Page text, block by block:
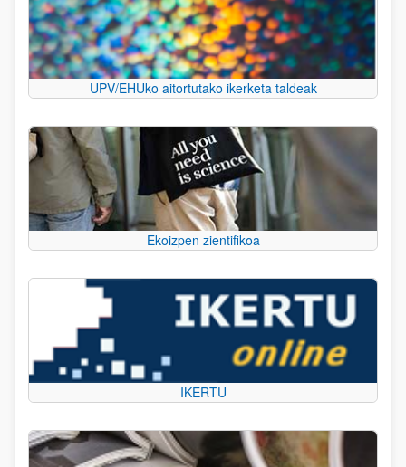
UPV/EHUko aitortutako ikerketa taldeak
Ekoizpen zientifikoa
IKERTU